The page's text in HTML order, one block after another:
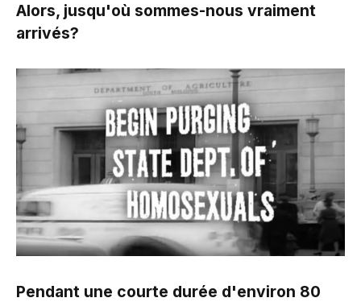
Alors, jusqu'où sommes-nous vraiment
arrivés?
Pendant une courte durée d'environ 80